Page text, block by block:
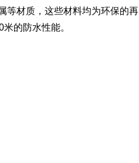
等材质，这些材料均为环保的再
的防水性能。